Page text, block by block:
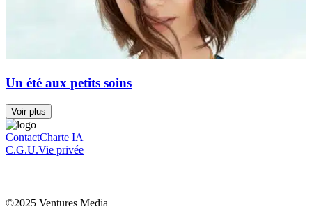
Un été aux petits soins
Voir plus
ContactCharte IA
C.G.U.Vie privée
©2025 Ventures Media